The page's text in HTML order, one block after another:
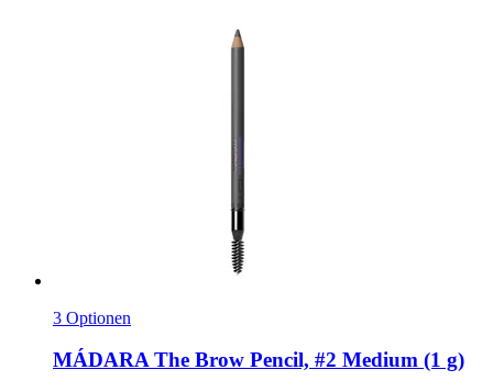
3 Optionen
MÁDARAThe Brow Pencil, #2 Medium (1 g)